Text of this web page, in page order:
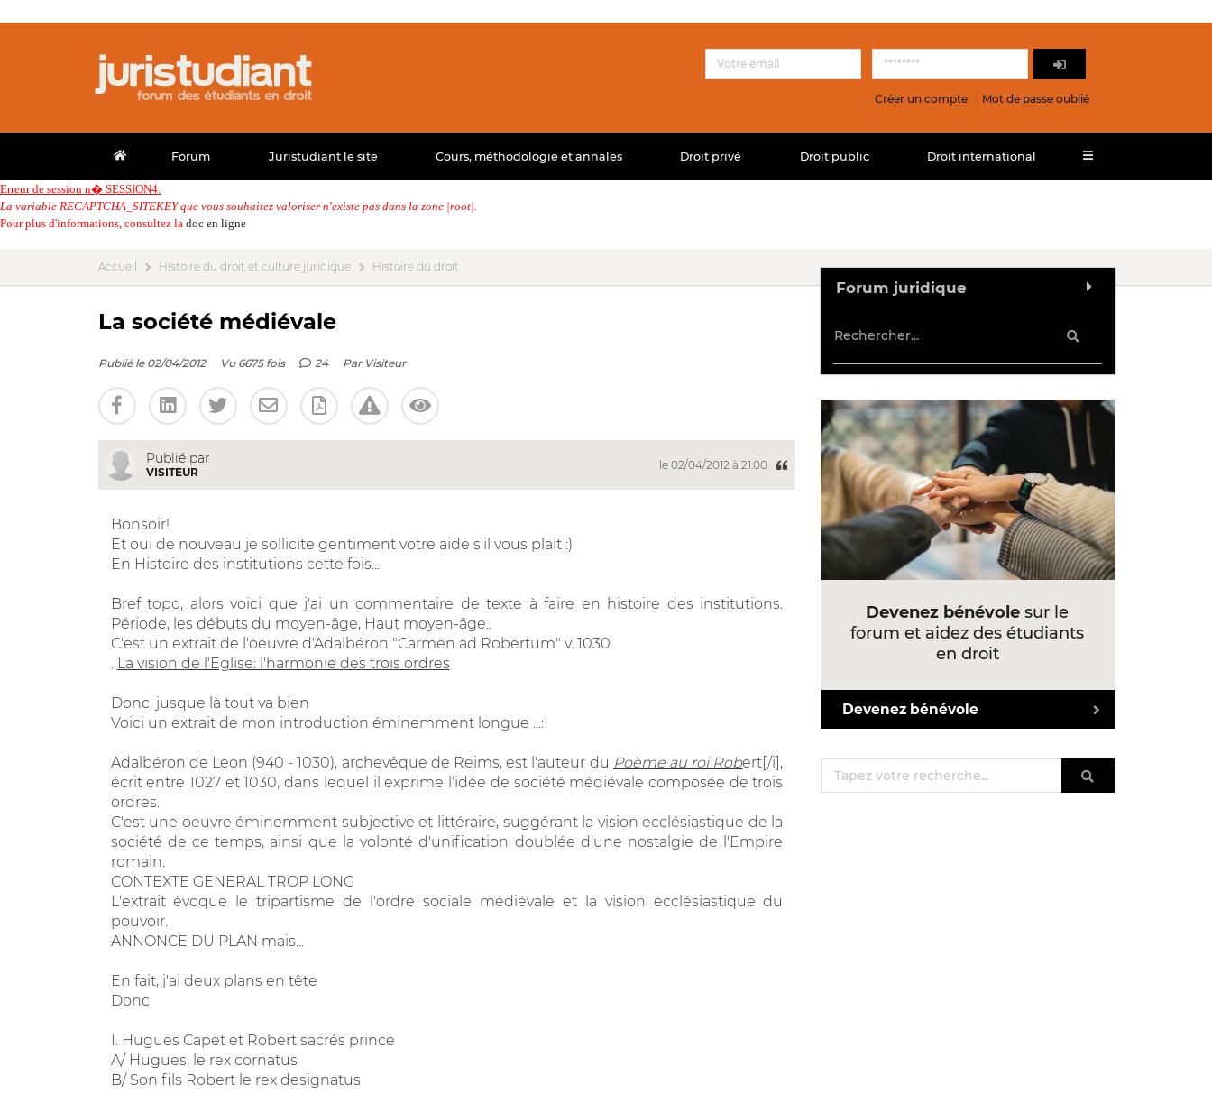
Créer un compte Mot de passe oublié
Forum Juristudiant le site Cours, méthodologie et annales Droit privé Droit public Droit international
Erreur de session n� SESSION4:
La variable RECAPTCHA_SITEKEY que vous souhaitez valoriser n'existe pas dans la zone |root|.
Pour plus d'informations, consultez la doc en ligne
Accueil Histoire du droit et culture juridique Histoire du droit
La société médiévale
Publié le 02/04/2012 Vu 6675 fois 24 Par Visiteur
Publié par
VISITEUR
le 02/04/2012 à 21:00
Bonsoir!
Et oui de nouveau je sollicite gentiment votre aide s'il vous plait :)
En Histoire des institutions cette fois...
Bref topo, alors voici que j'ai un commentaire de texte à faire en histoire des institutions.
Période, les débuts du moyen-âge, Haut moyen-âge..
C'est un extrait de l'oeuvre d'Adalbéron "Carmen ad Robertum" v. 1030
La vision de l'Eglise: l'harmonie des trois ordres
Donc, jusque là tout va bien
Voici un extrait de mon introduction éminemment longue ...:
Adalbéron de Leon (940 - 1030), archevêque de Reims, est l'auteur du Poème au roi Robert[/i],
écrit entre 1027 et 1030, dans lequel il exprime l'idée de société médiévale composée de trois
ordres.
C'est une oeuvre éminemment subjective et littéraire, suggérant la vision ecclésiastique de la
société de ce temps, ainsi que la volonté d'unification doublée d'une nostalgie de l'Empire
romain.
CONTEXTE GENERAL TROP LONG
L'extrait évoque le tripartisme de l'ordre sociale médiévale et la vision ecclésiastique du
pouvoir.
ANNONCE DU PLAN mais...
En fait, j'ai deux plans en tête
Donc
I. Hugues Capet et Robert sacrés prince
A/ Hugues, le rex cornatus
B/ Son fils Robert le rex designatus
Forum juridique
Devenez bénévole sur le
forum et aidez des étudiants
en droit
Devenez bénévole